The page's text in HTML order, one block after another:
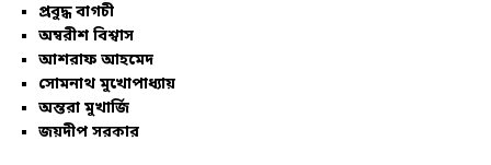
প্রবুদ্ধ বাগচী
অম্বরীশ বিশ্বাস
আশরাফ আহমেদ
সোমনাথ মুখোপাধ্যায়
অন্তরা মুখার্জি
জয়দীপ সরকার